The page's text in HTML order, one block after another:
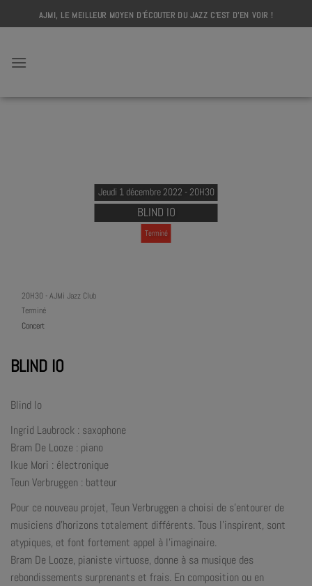
to
AJMI, LE MEILLEUR MOYEN D'ÉCOUTER DU JAZZ C'EST D'EN VOIR !
Jeudi 1 décembre 2022 - 20H30
BLIND IO
Terminé
20H30 - AJMi Jazz Club
Terminé
Concert
BLIND IO
Blind Io
Ingrid Laubrock : saxophone
Bram De Looze : piano
Ikue Mori : électronique
Teun Verbruggen : batteur
Pour ce nouveau projet, Teun Verbruggen a choisi de s’entourer de
musiciens d’horizons totalement différents. Tous l’inspirent, sont
atypiques, et font fortement appel à l’imaginaire.
Bram De Looze, pianiste virtuose, donne à sa musique des
rebondissements surprenants et frais. En composition ou en